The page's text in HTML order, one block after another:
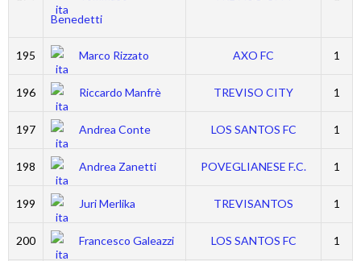
Benedetti
195 Marco Rizzato AXO FC 1
196 Riccardo Manfrè TREVISO CITY 1
197 Andrea Conte LOS SANTOS FC 1
198 Andrea Zanetti POVEGLIANESE F.C. 1
199 Juri Merlika TREVISANTOS 1
200 Francesco Galeazzi LOS SANTOS FC 1